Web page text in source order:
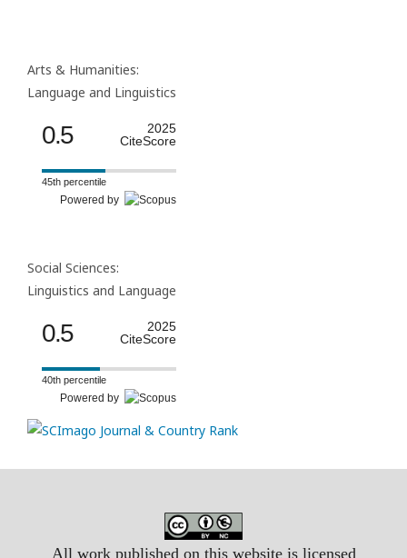
Arts & Humanities:
Language and Linguistics
0.5
2025
CiteScore
45th percentile
Powered by
Social Sciences:
Linguistics and Language
0.5
2025
CiteScore
40th percentile
Powered by
All work published on this website is licensed